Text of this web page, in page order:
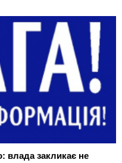
влада закликає не